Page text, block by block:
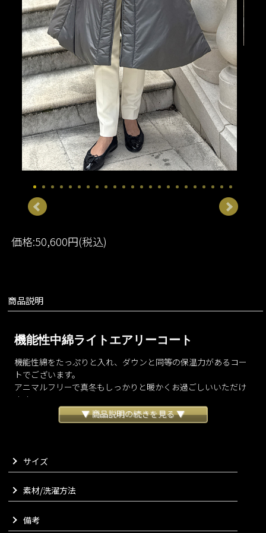
価格:50,600円(税込)
商品説明
機能性中綿ライトエアリーコート
機能性綿をたっぷりと入れ、ダウンと同等の保温力があるコー
トでございます。
アニマルフリーで真冬もしっかりと暖かくお過ごしいいただけ
ます。
エアリーでふわりと非常に軽い着心地で、防寒性とストレスフ
リーな着心地を両立いたしました。
左右のウエスト部分にはサイズやシルエットを絞れるようスナ
ップボタンを取り付けており、お好みでシルエットを変えてお
楽しみいただけます。
首元はマフラーのようなデザインに仕立て、保温力を高めなが
マフラー部分にもスナップボタンが付いているので、留めてそ
▼ 商品説明の続きを見る ▼
サイズ
素材/洗濯方法
備考